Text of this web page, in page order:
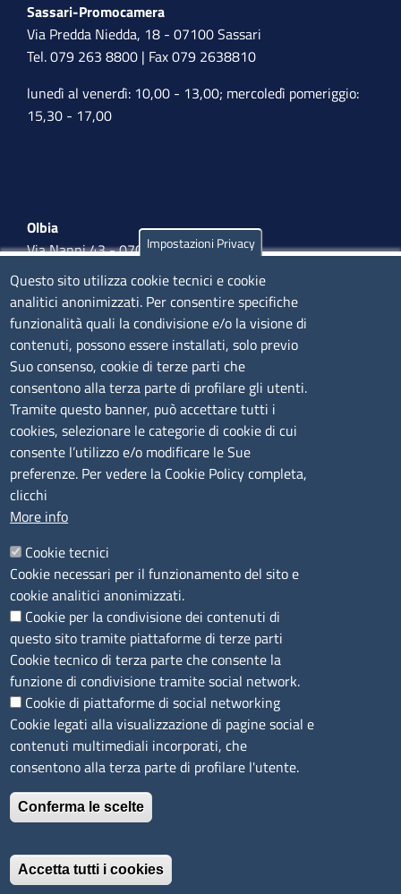
Sassari-Promocamera
Via Predda Niedda, 18 - 07100 Sassari
Tel. 079 263 8800 | Fax 079 2638810
lunedì al venerdì: 10,00 - 13,00; mercoledì pomeriggio:
15,30 - 17,00
Olbia
Via Nanni 43 - 07026 Olbia
Tel. 0789 66122 | 0789 69580
mail: ufficio.olbia@ss.camcom.it
lunedì al venerdì: 9,00 - 12,00; lunedì pomeriggio: 16,00
- 17,00
CONTATTI
Camera di Commercio, Industria, Artigianato e
Agricoltura di Sassari
PEC
P.IVA01047570906
Codice Fiscale
Codice Univoco per le fatture elettroniche: UFPXFS
LINK UTILI
Segnalazione di illecito
Amministrazione Trasparente
Accesso riservato
Dichiarazione di accessibilità
Mappa del sito
È un servizio realizzato da
Impostazioni Privacy
Questo sito utilizza cookie tecnici e cookie
analitici anonimizzati. Per consentire specifiche
funzionalità quali la condivisione e/o la visione di
contenuti, possono essere installati, solo previo
Suo consenso, cookie di terze parti che
consentono alla terza parte di profilare gli utenti.
Tramite questo banner, può accettare tutti i
cookies, selezionare le categorie di cookie di cui
consente l’utilizzo e/o modificare le Sue
preferenze. Per vedere la Cookie Policy completa,
clicchi
More info
Cookie tecnici
Cookie necessari per il funzionamento del sito e
cookie analitici anonimizzati.
Cookie per la condivisione dei contenuti di
questo sito tramite piattaforme di terze parti
Cookie tecnico di terza parte che consente la
funzione di condivisione tramite social network.
Cookie di piattaforme di social networking
Cookie legati alla visualizzazione di pagine social e
contenuti multimediali incorporati, che
consentono alla terza parte di profilare l'utente.
Conferma le scelte
Accetta tutti i cookies